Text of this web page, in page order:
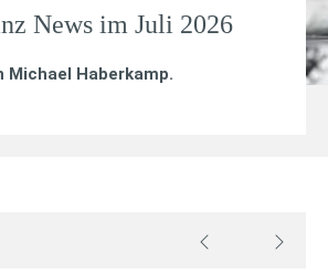
News im Juli 2026
Michael Haberkamp.